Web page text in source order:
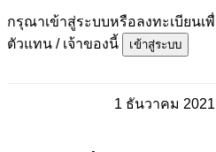
กรุณาเข้าสู่ระบบหรือลงทะเบียน
ตัวแทน / เจ้าของนี้
เข้าสู่ระบบ
1 ธันวาคม 2021